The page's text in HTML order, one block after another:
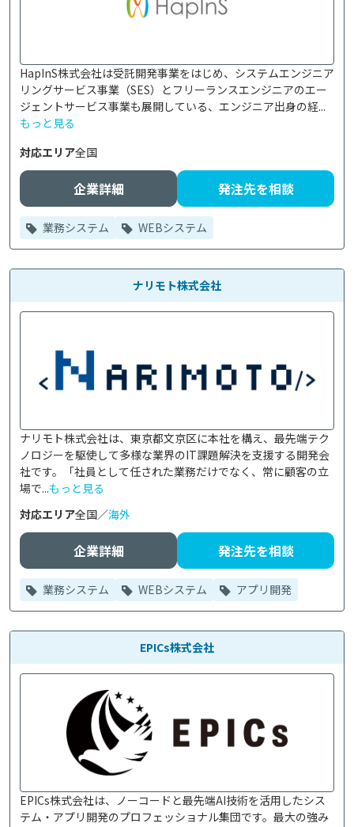
HapInS株式会社は受託開発事業をはじめ、システムエンジニア
リングサービス事業（SES）とフリーランスエンジニアのエー
ジェントサービス事業も展開している、エンジニア出身の経...
もっと見る
対応エリア全国
企業詳細 発注先を相談
業務システム WEBシステム
ナリモト株式会社
ナリモト株式会社は、東京都文京区に本社を構え、最先端テク
ノロジーを駆使して多様な業界のIT課題解決を支援する開発会
社です。「社員として任された業務だけでなく、常に顧客の立
場で...もっと見る
対応エリア全国／海外
企業詳細 発注先を相談
業務システム WEBシステム アプリ開発
EPICs株式会社
EPICs株式会社は、ノーコードと最先端AI技術を活用したシス
テム・アプリ開発のプロフェッショナル集団です。最大の強み